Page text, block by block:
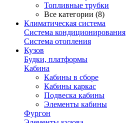
Топливные трубки
Все категории (8)
Климатическая система
Система кондиционирования
Система отопления
Кузов
Будки, платформы
Кабина
Кабины в сборе
Кабины каркас
Подвеска кабины
Элементы кабины
Фургон